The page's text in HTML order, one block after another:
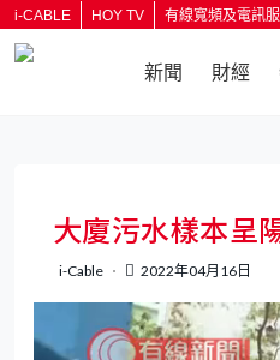
i-CABLE HOY TV 有線寬頻及電訊
新聞 財經
大廈污水樣本呈
i-Cable 2022年04月16日